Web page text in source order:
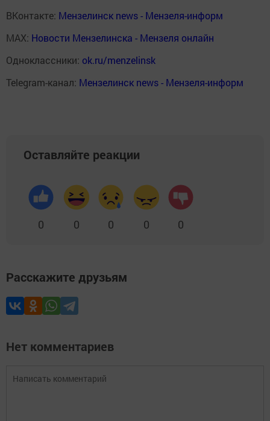
ВКонтакте: Мензелинск news - Мензеля-информ
MAX: Новости Мензелинска - Мензеля онлайн
Одноклассники: ok.ru/menzelinsk
Telegram-канал: Мензелинск news - Мензеля-информ
Оставляйте реакции
0 0 0 0 0
Расскажите друзьям
Нет комментариев